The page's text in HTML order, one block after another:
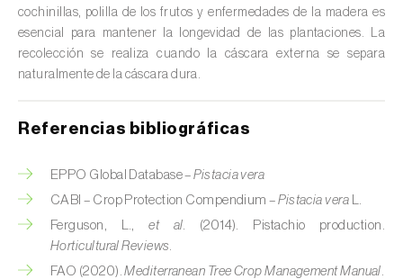
Chirimoya (Annona spp.)
Chirivía (Pastinaca sativa
Cítricos (Citrus spp.)
Clavel ( Dianthus caryophyllus)
Col (Brassica oleracea
cochinillas, polilla de los frutos y enfermedades de la madera es
esencial para mantener la longevidad de las plantaciones. La
recolección se realiza cuando la cáscara externa se separa
naturalmente de la cáscara dura.
Referencias bibliográficas
EPPO Global Database –Pistacia vera
CABI – Crop Protection Compendium –Pistacia vera
Ferguson, L.,et al.
(2014). Pistachio production.
Horticultural Reviews
FAO (2020).Mediterranean Tree Crop Management Manual